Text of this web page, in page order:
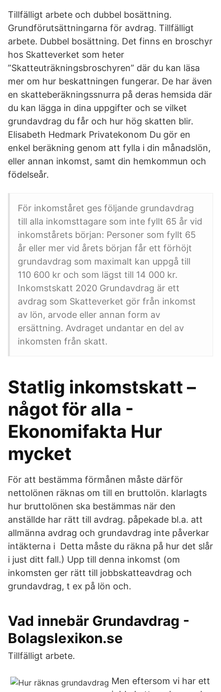
Tillfälligt arbete och dubbel bosättning.
Grundförutsättningarna för avdrag. Tillfälligt
arbete. Dubbel bosättning. Det finns en broschyr
hos Skatteverket som heter
”Skatteuträkningsbroschyren” där du kan läsa
mer om hur beskattningen fungerar. De har även
en skatteberäkningssnurra på deras hemsida där
du kan lägga in dina uppgifter och se vilket
grundavdrag du får och hur hög skatten blir.
Elisabeth Hedmark Privatekonom Du gör en
enkel beräkning genom att fylla i din månadslön,
eller annan inkomst, samt din hemkommun och
födelseår.
För inkomståret ges följande grundavdrag
till alla inkomsttagare som inte fyllt 65 år vid
inkomstårets början: Personer som fyllt 65
år eller mer vid årets början får ett förhöjt
grundavdrag som maximalt kan uppgå till
110 600 kr och som lägst till 14 000 kr.
Inkomstskatt 2020 Grundavdrag är ett
avdrag som Skatteverket gör från inkomst
av lön, arvode eller annan form av
ersättning. Avdraget undantar en del av
inkomsten från skatt.
Statlig inkomstskatt –
något för alla -
Ekonomifakta Hur
mycket
För att bestämma förmånen måste därför
nettolönen räknas om till en bruttolön. klarlagts
hur bruttolönen ska bestämmas när den
anställde har rätt till avdrag. påpekade bl.a. att
allmänna avdrag och grundavdrag inte påverkar
intäkterna i Detta måste du räkna på hur det slår
i just ditt fall.) Upp till denna inkomst (om
inkomsten ger rätt till jobbskatteavdrag och
grundavdrag, t ex på lön och.
Vad innebär Grundavdrag -
Bolagslexikon.se
Tillfälligt arbete.
Men eftersom vi har ett